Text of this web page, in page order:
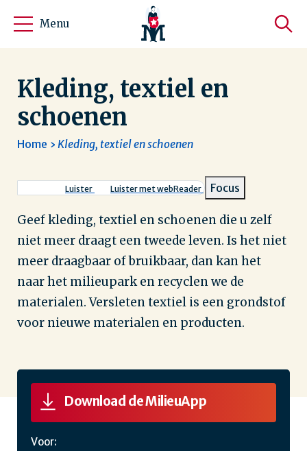
Menu
Kleding, textiel en
schoenen
Kruimelpad
Home Kleding, textiel en schoenen
Luister Luister met webReader Focus
Geef kleding, textiel en schoenen die u zelf
niet meer draagt een tweede leven. Is het niet
meer draagbaar of bruikbaar, dan kan het
naar het milieupark en recyclen we de
materialen. Versleten textiel is een grondstof
voor nieuwe materialen en producten.
Download de MilieuApp
Voor: